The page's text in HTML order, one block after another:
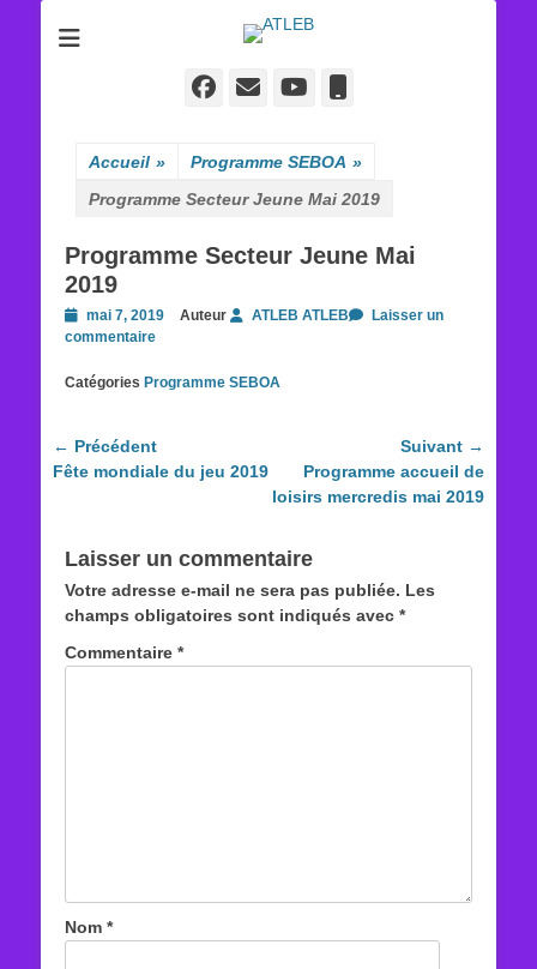
ATLEB
Facebook
E-
YouTube
Accueil » Programme SEBOA »
Programme Secteur Jeune Mai 2019
Programme Secteur Jeune Mai
2019
Posted
on
mai 7, 2019 Auteur ATLEB ATLEB
Laisser un
commentaire
Catégories Programme SEBOA
Navigation
de
← Précédent
Article
Fête mondiale du jeu 2019
Suivant →
Article
suivant :
Programme accueil de
loisirs mercredis mai 2019
Laisser un commentaire
Votre adresse e-mail ne sera pas publiée. Les
champs obligatoires sont indiqués avec *
Commentaire *
Nom *